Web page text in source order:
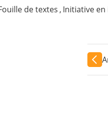
de textes , Initiative en